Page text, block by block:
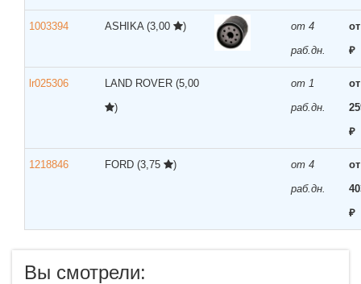
1003394 ASHIKA (3,00 )
от 4
раб.дн.
₽
lr025306 LAND ROVER (5,00
)
от 1
раб.дн.
от
₽
1218846 FORD (3,75 )
от 4
раб.дн.
от
₽
Вы смотрели: